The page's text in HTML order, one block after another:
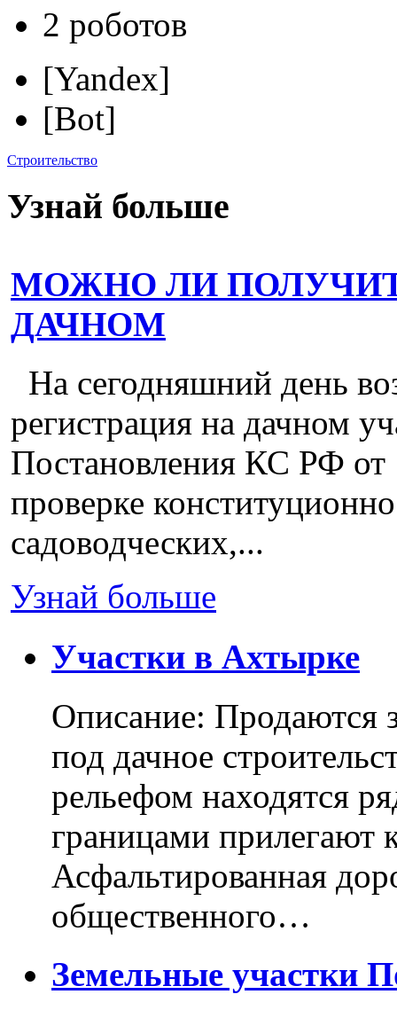
2 роботов
[Yandex]
[Bot]
Строительство
Узнай больше
МОЖНО ЛИ
ДАЧНОМ
На сегодняшний день
регистрация на дачном
Постановления КС РФ
проверке
садоводческих,...
Узнай больше
Участки в Ахтырке
Описание: Продаются
под дачное
рельефом находятся
границами прилегают
Асфальтированная
общественного…
Земельные участки